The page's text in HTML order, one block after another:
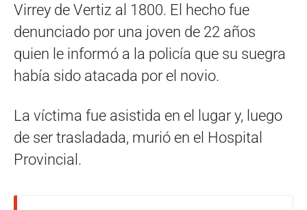
Virrey de Vertiz al 1800. El hecho fue
denunciado por una joven de 22 años
quien le informó a la policía que su suegra
había sido atacada por el novio.
La víctima fue asistida en el lugar y, luego
de ser trasladada, murió en el Hospital
Provincial.